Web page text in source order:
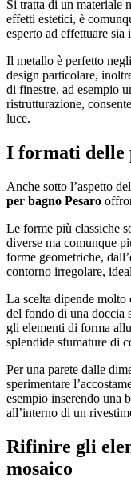
Si tratta di un materiale
effetti estetici, è
esperto ad effettuare sia
Il metallo è perfetto
design particolare,
di finestre, ad esempio
ristrutturazione,
luce.
I formati delle
Anche sotto l’aspetto
per bagno Pesaro
Le forme più classiche
diverse ma comunque
forme geometriche,
contorno irregolare,
La scelta dipende molto
del fondo di una doccia
gli elementi di forma
splendide sfumature di
Per una parete dalle
sperimentare
esempio inserendo una
all’interno di un
Rifinire gli
mosaico